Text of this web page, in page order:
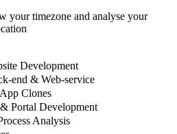
your timezone and analyse your
Development
end & Web-service
Clones
Portal Development
Analysis